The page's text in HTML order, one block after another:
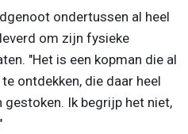
ondertussen al heel
om zijn fysieke
"Het is een kopman die al
ontdekken, die daar heel
Ik begrijp het niet,